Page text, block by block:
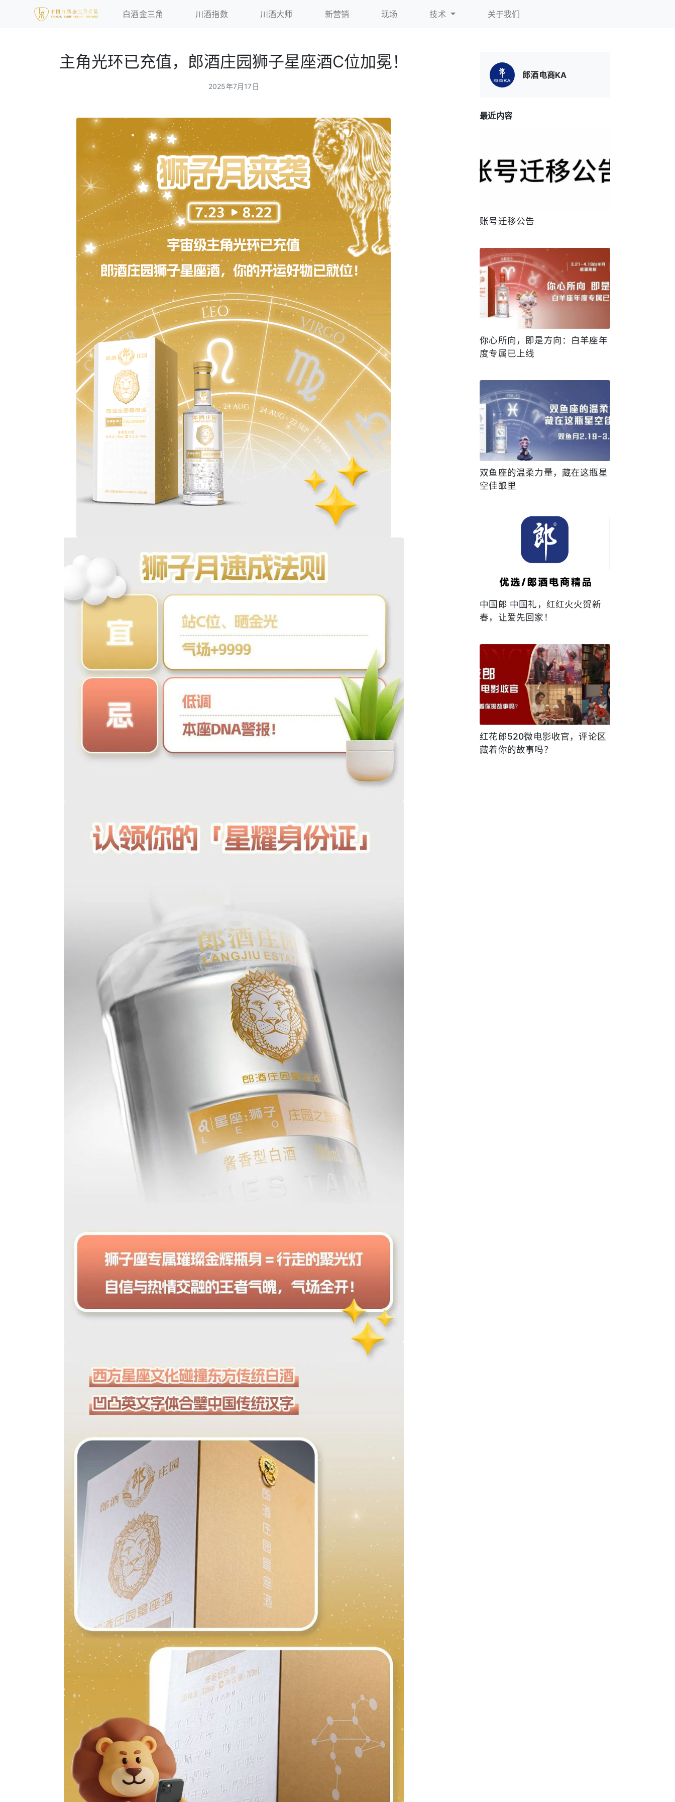
白酒金三角 川酒指数 川酒大师 新营销 现场 技术 关于我们
主角光环已充值，郎酒庄园狮子星座酒C位加冕！
2025年7月17日
郎酒电商KA
最近内容
账号迁移公告
你心所向，即是方向：白羊座年
度专属已上线
双鱼座的温柔力量，藏在这瓶星
空佳酿里
中国郎 中国礼，红红火火贺新
春，让爱先回家！
红花郎520微电影收官，评论区
藏着你的故事吗？